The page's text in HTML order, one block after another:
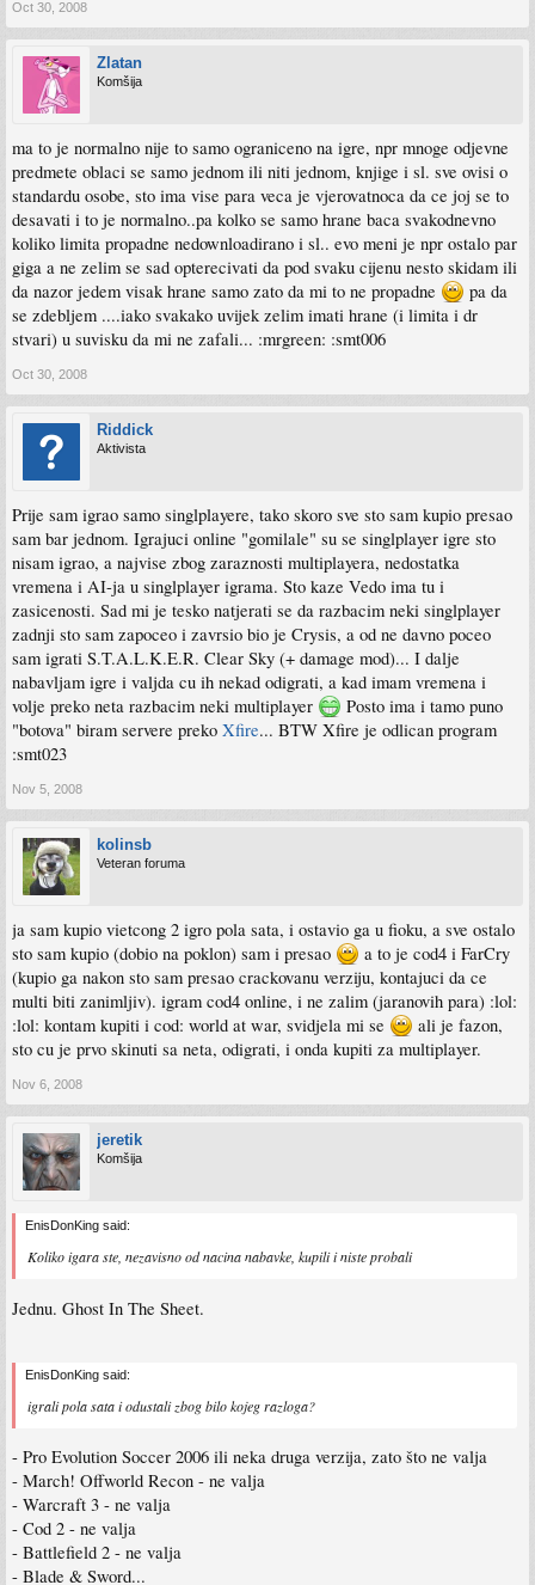
Oct 30, 2008
Zlatan
Komšija
ma to je normalno nije to samo ograniceno na igre, npr mnoge odjevne
predmete oblaci se samo jednom ili niti jednom, knjige i sl. sve ovisi o
standardu osobe, sto ima vise para veca je vjerovatnoca da ce joj se to
desavati i to je normalno..pa kolko se samo hrane baca svakodnevno
koliko limita propadne nedownloadirano i sl.. evo meni je npr ostalo par
giga a ne zelim se sad opterecivati da pod svaku cijenu nesto skidam ili
da nazor jedem visak hrane samo zato da mi to ne propadne
pa da
se zdebljem ....iako svakako uvijek zelim imati hrane (i limita i dr
stvari) u suvisku da mi ne zafali... :mrgreen: :smt006
Oct 30, 2008
Riddick
Aktivista
Prije sam igrao samo singlplayere, tako skoro sve sto sam kupio presao
sam bar jednom. Igrajuci online "gomilale" su se singlplayer igre sto
nisam igrao, a najvise zbog zaraznosti multiplayera, nedostatka
vremena i AI-ja u singlplayer igrama. Sto kaze Vedo ima tu i
zasicenosti. Sad mi je tesko natjerati se da razbacim neki singlplayer
zadnji sto sam zapoceo i zavrsio bio je Crysis, a od ne davno poceo
sam igrati S.T.A.L.K.E.R. Clear Sky (+ damage mod)... I dalje
nabavljam igre i valjda cu ih nekad odigrati, a kad imam vremena i
volje preko neta razbacim neki multiplayer
Posto ima i tamo puno
"botova" biram servere preko Xfire... BTW Xfire je odlican program
:smt023
Nov 5, 2008
kolinsb
Veteran foruma
ja sam kupio vietcong 2 igro pola sata, i ostavio ga u fioku, a sve ostalo
sto sam kupio (dobio na poklon) sam i presao
a to je cod4 i FarCry
(kupio ga nakon sto sam presao crackovanu verziju, kontajuci da ce
multi biti zanimljiv). igram cod4 online, i ne zalim (jaranovih para) :lol:
:lol: kontam kupiti i cod: world at war, svidjela mi se
ali je fazon,
sto cu je prvo skinuti sa neta, odigrati, i onda kupiti za multiplayer.
Nov 6, 2008
jeretik
Komšija
EnisDonKing said:
Koliko igara ste, nezavisno od nacina nabavke, kupili i niste probali
Jednu. Ghost In The Sheet.
EnisDonKing said:
igrali pola sata i odustali zbog bilo kojeg razloga?
- Pro Evolution Soccer 2006 ili neka druga verzija, zato što ne valja
- March! Offworld Recon - ne valja
- Warcraft 3 - ne valja
- Cod 2 - ne valja
- Battlefield 2 - ne valja
- Blade & Sword...